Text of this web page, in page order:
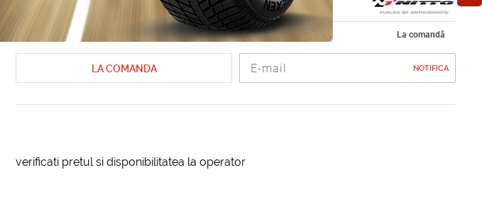
Anvelope de iarna Nitto Anvelope de iarna 225/45 R17
Cod produs: AT-13943 La comandă
LA COMANDA NOTIFICA
verificati pretul si disponibilitatea la operator